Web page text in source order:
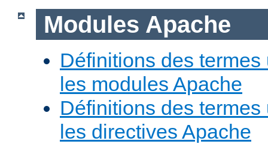
Modules Apache
Définitions des
les modules Apache
Définitions des
les directives Apache